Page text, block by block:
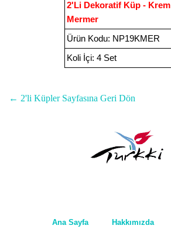
2'Li Dekoratif Küp - Krem
Mermer
Ürün Kodu: NP19KMER
Koli İçi: 4 Set
← 2'li Küpler Sayfasına Geri Dön
Ana Sayfa Hakkımızda